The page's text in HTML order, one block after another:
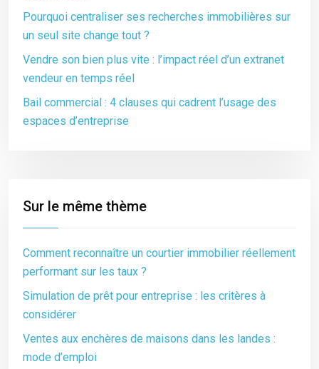
Pourquoi centraliser ses recherches immobilières sur
un seul site change tout ?
Vendre son bien plus vite : l’impact réel d’un extranet
vendeur en temps réel
Bail commercial : 4 clauses qui cadrent l’usage des
espaces d’entreprise
Sur le même thème
Comment reconnaître un courtier immobilier réellement
performant sur les taux ?
Simulation de prêt pour entreprise : les critères à
considérer
Ventes aux enchères de maisons dans les landes :
mode d’emploi